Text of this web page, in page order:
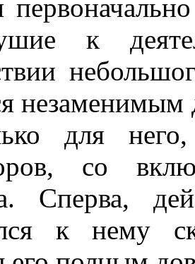
к
для
со
Сперва,
к нему